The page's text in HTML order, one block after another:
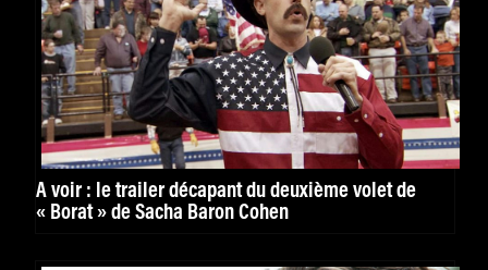
À voir : le trailer décapant du deuxième volet de
« Borat » de Sacha Baron Cohen